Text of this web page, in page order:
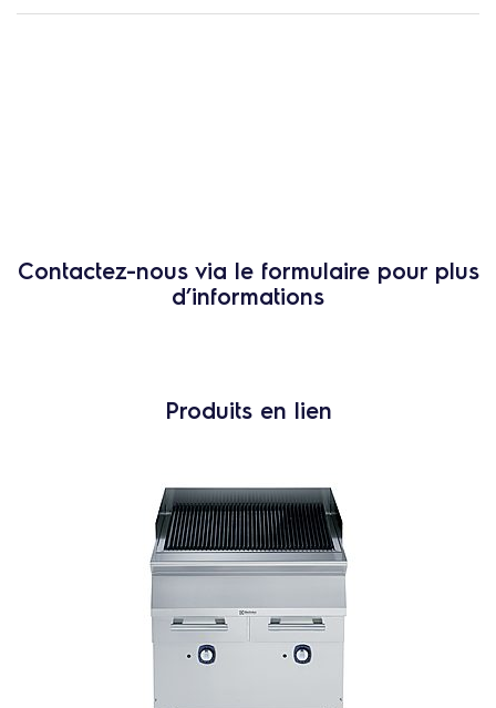
Contactez-nous via le formulaire pour plus
d’informations
Produits en lien